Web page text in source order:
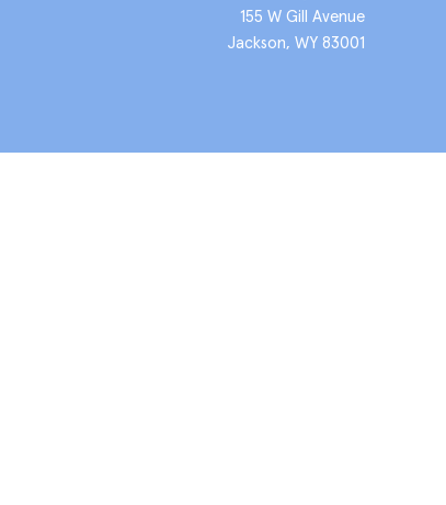
155 W Gill Avenue
Jackson, WY 83001